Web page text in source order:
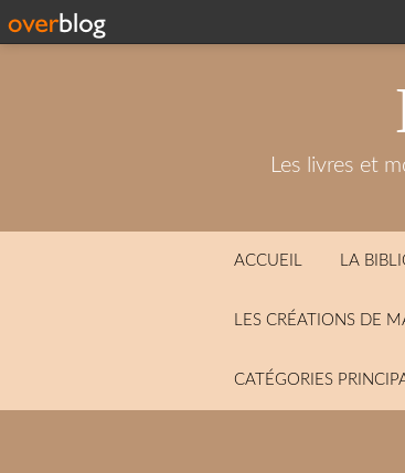
Les livres et
ACCUEIL LA
LES CRÉATIONS DE
CATÉGORIES